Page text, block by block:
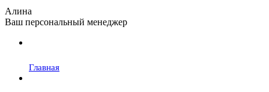
Алина
Ваш персональный менеджер
Главная